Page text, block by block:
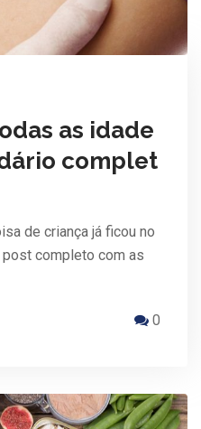
as idade
complet
de criança já ficou no
completo com as
0